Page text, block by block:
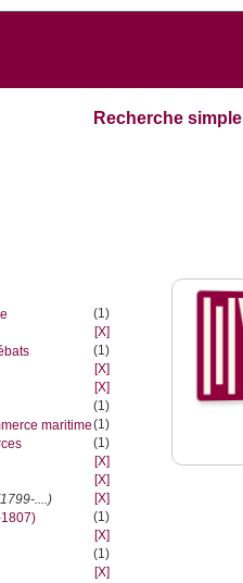
Recherche simple
(1)
[X]
(1)
[X]
[X]
(1)
maritime(1)
(1)
[X]
[X]
....)
[X]
(1)
[X]
(1)
[X]